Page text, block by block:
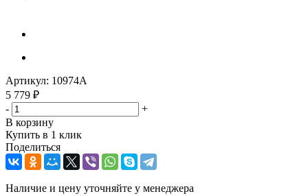
Артикул: 10974A
5 779 ₽
-
+
В корзину
Купить в 1 клик
Поделиться
Наличие и цену уточняйте у менеджера